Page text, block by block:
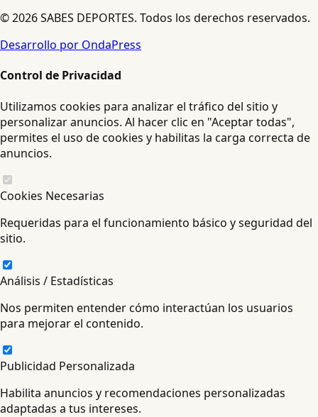
© 2026 SABES DEPORTES. Todos los derechos reservados.
Desarrollo por OndaPress
Control de Privacidad
Utilizamos cookies para analizar el tráfico del sitio y
personalizar anuncios. Al hacer clic en "Aceptar todas",
permites el uso de cookies y habilitas la carga correcta de
anuncios.
Cookies Necesarias
Requeridas para el funcionamiento básico y seguridad del
sitio.
Análisis / Estadísticas
Nos permiten entender cómo interactúan los usuarios
para mejorar el contenido.
Publicidad Personalizada
Habilita anuncios y recomendaciones personalizadas
adaptadas a tus intereses.